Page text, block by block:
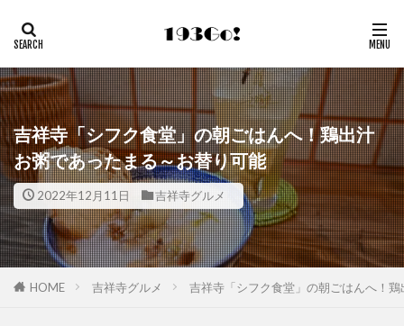
吉祥寺「シフク食堂」の朝ごはんへ！鶏出汁
お粥であったまる～お替り可能
2022年12月11日 吉祥寺グルメ
HOME 吉祥寺グルメ 吉祥寺「シフク食堂」の朝ごはんへ！